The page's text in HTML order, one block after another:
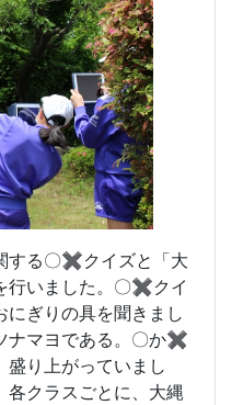
する〇✖クイズと「大
いました。 〇✖クイ
にぎりの具を聞きまし
ナマヨである。〇か✖
盛り上がっていまし
各クラスごとに、大縄